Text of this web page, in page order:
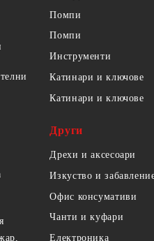
Помпи
Помпи
Инструменти
Катинари и ключове
Катинари и ключове
Други
Дрехи и аксесоари
Изкуство и
Офис консумативи
Чанти и куфари
Електроника